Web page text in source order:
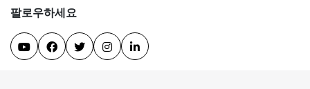
팔로우하세요
    